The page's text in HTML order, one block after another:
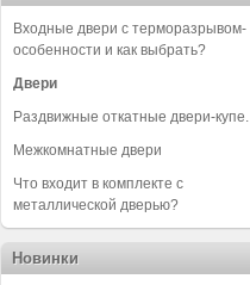
Входные двери с терморазрывом-
особенности и как выбрать?
Двери
Раздвижные откатные двери-купе.
Межкомнатные двери
Что входит в комплекте с
металлической дверью?
Новинки